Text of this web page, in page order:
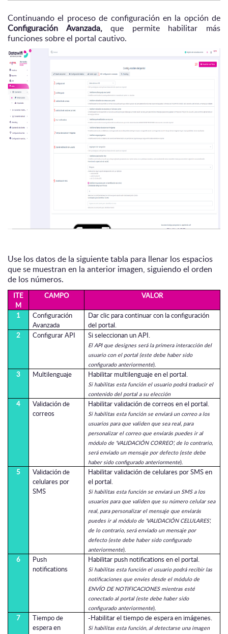
Continuando el proceso de configuración en la opción de
Configuración Avanzada,que permite habilitar más
funciones sobre el portal cautivo.
Use los datos de la siguiente tabla para llenar los espacios
que se muestran en la anterior imagen, siguiendo el orden
de los números.
ITE
M
CAMPO VALOR
1
Configuración
Avanzada
Dar clic para continuar con la configuración
del portal.
2
Configurar API Si seleccionan un API.
El API que designes será la primera interacción del
usuario con el portal (este debe haber sido
configurado anteriormente).
3 Multilenguaje Habilitar multilenguaje en el portal.
Si habilitas esta función el usuario podrá traducir el
contenido del portal a su elección
4
Validación de
correos
Habilitar validación de correos en el portal.
Si habilitas esta función se enviará un correo a los
usuarios para que validen que sea real, para
personalizar el correo que enviarás puedes ir al
módulo de 'VALIDACIÓN CORREO', de lo contrario,
será enviado un mensaje por defecto (este debe
haber sido configurado anteriormente).
5
Validación de
celulares por
SMS
Habilitar validación de celulares por SMS en
el portal.
Si habilitas esta función se enviará un SMS a los
usuarios para que validen que su número celular sea
real, para personalizar el mensaje que enviarás
puedes ir al módulo de 'VALIDACIÓN CELULARES',
de lo contrario, será enviado un mensaje por
defecto (este debe haber sido configurado
anteriormente).
6
Push
notifications
Habilitar push notifications en el portal.
Si habilitas esta función el usuario podrá recibir las
notificaciones que envíes desde el módulo de
ENVÍO DE NOTIFICACIONES mientras esté
conectado al portal (este debe haber sido
configurado anteriormente).
7
Tiempo de
espera en
-Habilitar el tiempo de espera en imágenes.
Si habilitas esta función, al detectarse una imagen